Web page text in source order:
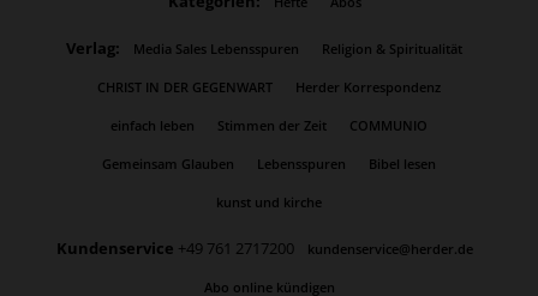
Verlag: Media Sales Lebensspuren Religion & Spiritualität
CHRIST IN DER GEGENWART Herder Korrespondenz
einfach leben Stimmen der Zeit COMMUNIO
Gemeinsam Glauben Lebensspuren Bibel lesen
kunst und kirche
Kundenservice +49 761 2717200 kundenservice@herder.de
Abo online kündigen